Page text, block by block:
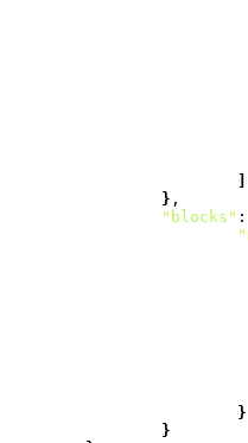
} ,
"blocks" :
}
}